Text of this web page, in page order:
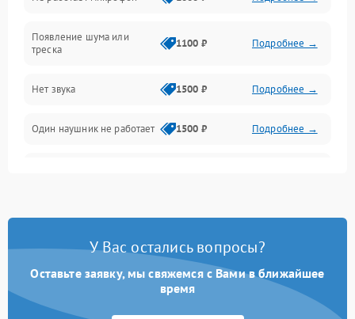
Появление шума или
треска
1100 ₽ Подробнее →
Нет звука 1500 ₽ Подробнее →
Один наушник не работает 1500 ₽ Подробнее →
Треск 1500 ₽ Подробнее →
У Вас остались вопросы?
Оставьте заявку, мы свяжемся с Вами в ближайшее
время